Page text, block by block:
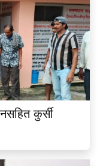
कुर्सी